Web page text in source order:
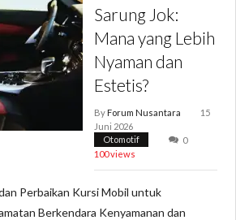
Sarung Jok:
Mana yang Lebih
Nyaman dan
Estetis?
ByForum Nusantara
15
Juni 2026
Otomotif
0
100 views
Perbaikan Kursi Mobil untuk
Berkendara Kenyamanan dan